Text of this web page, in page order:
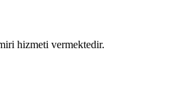
hizmeti vermektedir.